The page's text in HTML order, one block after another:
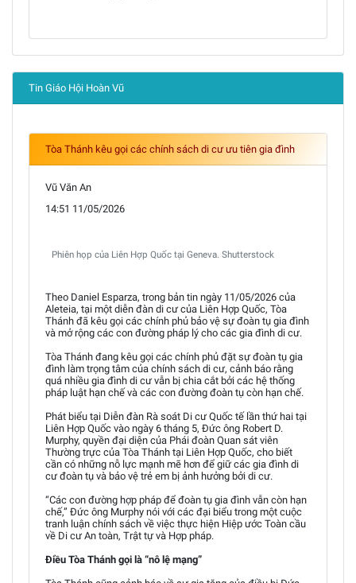
Tin Giáo Hội Hoàn Vũ
Tòa Thánh kêu gọi các chính sách di cư ưu tiên gia đình
Vũ Văn An
14:51 11/05/2026
Phiên họp của Liên Hợp Quốc tại Geneva. Shutterstock
Theo Daniel Esparza, trong bản tin ngày 11/05/2026 của
Aleteia, tại một diễn đàn di cư của Liên Hợp Quốc, Tòa
Thánh đã kêu gọi các chính phủ bảo vệ sự đoàn tụ gia đình
và mở rộng các con đường pháp lý cho các gia đình di cư.
Tòa Thánh đang kêu gọi các chính phủ đặt sự đoàn tụ gia
đình làm trọng tâm của chính sách di cư, cảnh báo rằng
quá nhiều gia đình di cư vẫn bị chia cắt bởi các hệ thống
pháp luật hạn chế và các con đường đoàn tụ còn hạn chế.
Phát biểu tại Diễn đàn Rà soát Di cư Quốc tế lần thứ hai tại
Liên Hợp Quốc vào ngày 6 tháng 5, Đức ông Robert D.
Murphy, quyền đại diện của Phái đoàn Quan sát viên
Thường trực của Tòa Thánh tại Liên Hợp Quốc, cho biết
cần có những nỗ lực mạnh mẽ hơn để giữ các gia đình di
cư đoàn tụ và bảo vệ trẻ em bị ảnh hưởng bởi di cư.
“Các con đường hợp pháp để đoàn tụ gia đình vẫn còn hạn
chế,” Đức ông Murphy nói với các đại biểu trong một cuộc
tranh luận chính sách về việc thực hiện Hiệp ước Toàn cầu
về Di cư An toàn, Trật tự và Hợp pháp.
Điều Tòa Thánh gọi là “nô lệ mạng”